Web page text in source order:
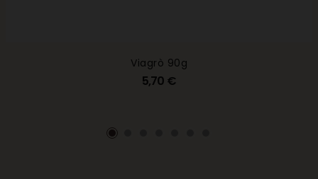
Viagrò 90g
5,70 €